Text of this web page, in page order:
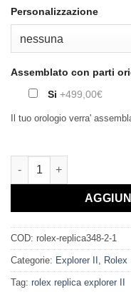
Personalizzazione
Assemblato con parti
Si +499,00€
Il tuo orologio verra'
COD: rolex-replica348-2-1
Categorie: Explorer II Rolex
Tag: rolex replica explorer II